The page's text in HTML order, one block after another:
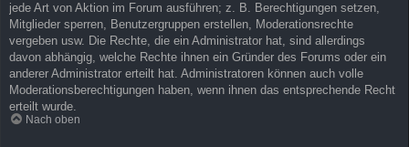
jede Art von Aktion im Forum ausführen; z. B. Berechtigungen setzen,
Mitglieder sperren, Benutzergruppen erstellen, Moderationsrechte
vergeben usw. Die Rechte, die ein Administrator hat, sind allerdings
davon abhängig, welche Rechte ihnen ein Gründer des Forums oder ein
anderer Administrator erteilt hat. Administratoren können auch volle
Moderationsberechtigungen haben, wenn ihnen das entsprechende Recht
erteilt wurde.
Nach oben